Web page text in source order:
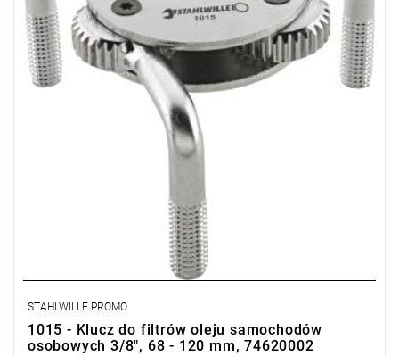
STAHLWILLE PROMO
1015 - Klucz do filtrów oleju samochodów
osobowych 3/8", 68 - 120 mm, 74620002